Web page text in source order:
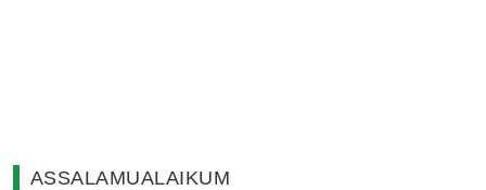
ASSALAMUALAIKUM